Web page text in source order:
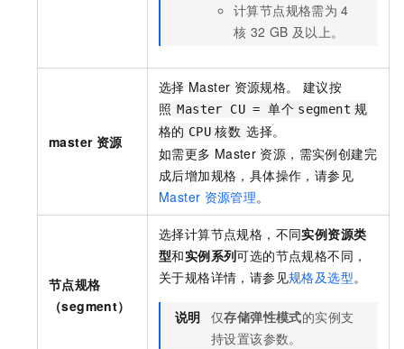
计算节点规格需为 4
核 32 GB 及以上。
master 资源
选择 Master 资源规格。 建议按
照 Master CU = 单个 segment 规
格的 CPU 核数 选择。
如需更多 Master 资源，需实例创建完
成后增加规格，具体操作，请参见
Master 资源管理。
节点规格
（segment）
选择计算节点规格，不同实例资源类
型和实例系列可选的节点规格不同，
关于规格详情，请参见规格及选型。
说明 仅存储弹性模式的实例支
持设置该参数。